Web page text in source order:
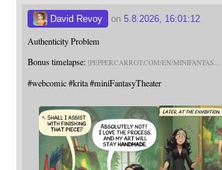
David Revoy on 5.8.2026, 16:01:12
Authenticity Problem
Bonus timelapse: PEPPERCARROT.COM/EN/MINIFANTAS
#webcomic #krita #miniFantasyTheater